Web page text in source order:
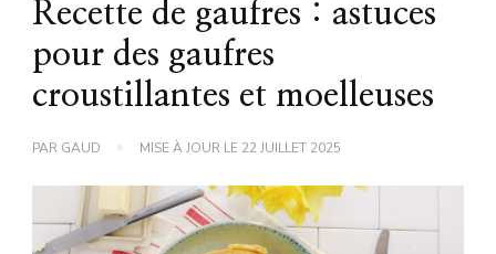
Recette de gaufres : astuces
pour des gaufres
croustillantes et moelleuses
PAR GAUD MISE À JOUR LE 22 JUILLET 2025